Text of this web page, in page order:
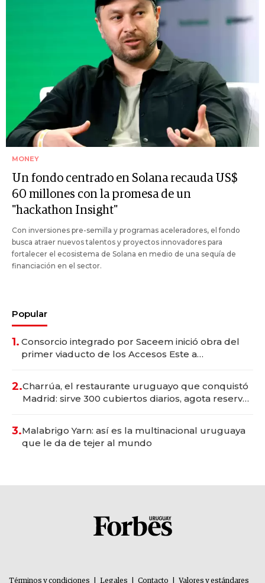
MONEY
Un fondo centrado en Solana recauda US$
60 millones con la promesa de un
"hackathon Insight"
Con inversiones pre-semilla y programas aceleradores, el fondo
busca atraer nuevos talentos y proyectos innovadores para
fortalecer el ecosistema de Solana en medio de una sequía de
financiación en el sector.
Popular
1. Consorcio integrado por Saceem inició obra del
primer viaducto de los Accesos Este a
2.Charrúa, el restaurante uruguayo que conquistó
Madrid: sirve 300 cubiertos diarios, agota reservas
3.Malabrigo Yarn: así es la multinacional uruguaya
que le da de tejer al mundo
Términos y condiciones Legales Contacto Valores y estándares